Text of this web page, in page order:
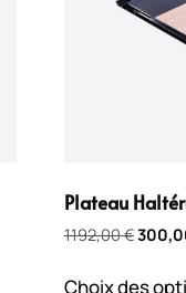
Plateau
1192,00€
Choix des